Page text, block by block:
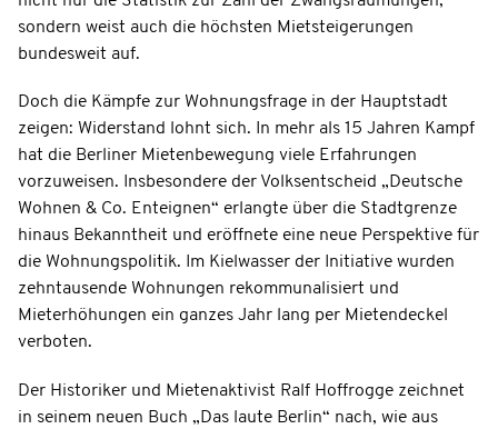
sondern weist auch die höchsten Mietsteigerungen
bundesweit auf.
Doch die Kämpfe zur Wohnungsfrage in der Hauptstadt
zeigen: Widerstand lohnt sich. In mehr als 15 Jahren Kampf
hat die Berliner Mietenbewegung viele Erfahrungen
vorzuweisen. Insbesondere der Volksentscheid „Deutsche
Wohnen & Co. Enteignen“ erlangte über die Stadtgrenze
hinaus Bekanntheit und eröffnete eine neue Perspektive für
die Wohnungspolitik. Im Kielwasser der Initiative wurden
zehntausende Wohnungen rekommunalisiert und
Mieterhöhungen ein ganzes Jahr lang per Mietendeckel
verboten.
Der Historiker und Mietenaktivist Ralf Hoffrogge zeichnet
in seinem neuen Buch „Das laute Berlin“ nach, wie aus